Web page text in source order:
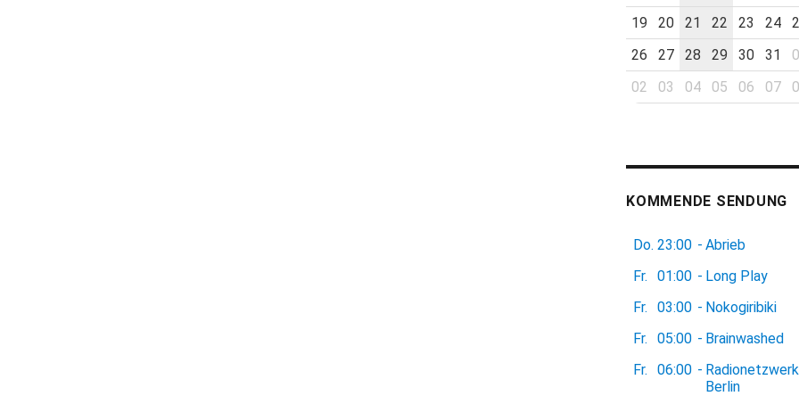
19
20 21 22 23 24
26
27 28 29 30 31
02
03 04 05 06 07
KOMMENDE SENDUNG
Do. 23:00 - Abrieb
Fr.
01:00 - Long Play
Fr.
03:00 - Nokogiribiki
Fr.
05:00 - Brainwashed
Fr.
06:00 - Radionetzwerk
Berlin